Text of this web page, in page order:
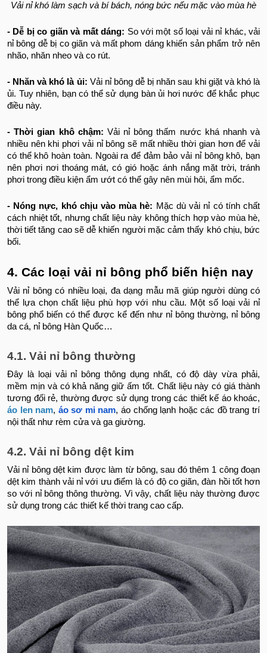
Vải nỉ khó làm sạch và bí bách, nóng bức nếu mặc vào mùa hè
- Dễ bị co giãn và mất dáng: So với một số loại vải nỉ khác, vải
nỉ bông dễ bị co giãn và mất phom dáng khiến sản phẩm trở nên
nhão, nhăn nheo và co rút.
- Nhăn và khó là ủi: Vải nỉ bông dễ bị nhăn sau khi giặt và khó là
ủi. Tuy nhiên, bạn có thể sử dụng bàn ủi hơi nước để khắc phục
điều này.
- Thời gian khô chậm: Vải nỉ bông thấm nước khá nhanh và
nhiều nên khi phơi vải nỉ bông sẽ mất nhiều thời gian hơn để vải
có thể khô hoàn toàn. Ngoài ra để đảm bảo vải nỉ bông khô, bạn
nên phơi nơi thoáng mát, có gió hoặc ánh nắng mặt trời, tránh
phơi trong điều kiện ẩm ướt có thể gây nên mùi hôi, ẩm mốc.
- Nóng nực, khó chịu vào mùa hè: Mặc dù vải nỉ có tính chất
cách nhiệt tốt, nhưng chất liệu này không thích hợp vào mùa hè,
thời tiết tăng cao sẽ dễ khiến người mặc cảm thấy khó chịu, bức
bối.
4. Các loại vải nỉ bông phổ biến hiện nay
Vải nỉ bông có nhiều loại, đa dạng mẫu mã giúp người dùng có
thể lựa chọn chất liệu phù hợp với nhu cầu. Một số loại vải nỉ
bông phổ biến có thể được kể đến như nỉ bông thường, nỉ bông
da cá, nỉ bông Hàn Quốc…
4.1. Vải nỉ bông thường
Đây là loại vải nỉ bông thông dụng nhất, có độ dày vừa phải,
mềm mịn và có khả năng giữ ấm tốt. Chất liệu này có giá thành
tương đối rẻ, thường được sử dụng trong các thiết kế áo khoác,
áo len nam, áo sơ mi nam, áo chống lạnh hoặc các đồ trang trí
nội thất như rèm cửa và ga giường.
4.2. Vải nỉ bông dệt kim
Vải nỉ bông dệt kim được làm từ bông, sau đó thêm 1 công đoạn
dệt kim thành vải nỉ với ưu điểm là có độ co giãn, đàn hồi tốt hơn
so với nỉ bông thông thường. Vì vậy, chất liệu này thường được
sử dụng trong các thiết kế thời trang cao cấp.